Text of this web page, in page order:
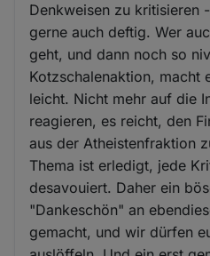
Denkweisen zu kritisieren
gerne auch deftig. Wer
geht, und dann noch so
Kotzschalenaktion, macht
leicht. Nicht mehr auf die
reagieren, es reicht, den
aus der Atheistenfraktion
Thema ist erledigt, jede
desavouiert. Daher ein
"Dankeschön" an
gemacht, und wir dürfen